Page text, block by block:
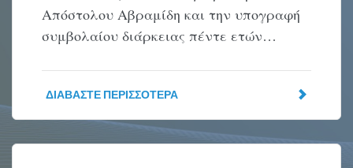
Απόστολου Αβραμίδη και την υπογραφή
συμβολαίου διάρκειας πέντε ετών…
ΔΙΑΒΆΣΤΕ ΠΕΡΙΣΣΌΤΕΡΑ